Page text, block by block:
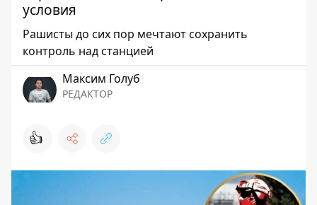
условия
Рашисты до сих пор мечтают сохранить
контроль над станцией
Максим Голуб
РЕДАКТОР
👍